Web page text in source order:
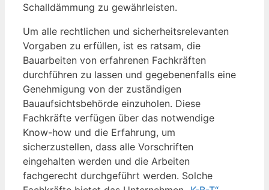
Schalldämmung zu gewährleisten.
Um alle rechtlichen und sicherheitsrelevanten
Vorgaben zu erfüllen, ist es ratsam, die
Bauarbeiten von erfahrenen Fachkräften
durchführen zu lassen und gegebenenfalls eine
Genehmigung von der zuständigen
Bauaufsichtsbehörde einzuholen. Diese
Fachkräfte verfügen über das notwendige
Know-how und die Erfahrung, um
sicherzustellen, dass alle Vorschriften
eingehalten werden und die Arbeiten
fachgerecht durchgeführt werden. Solche